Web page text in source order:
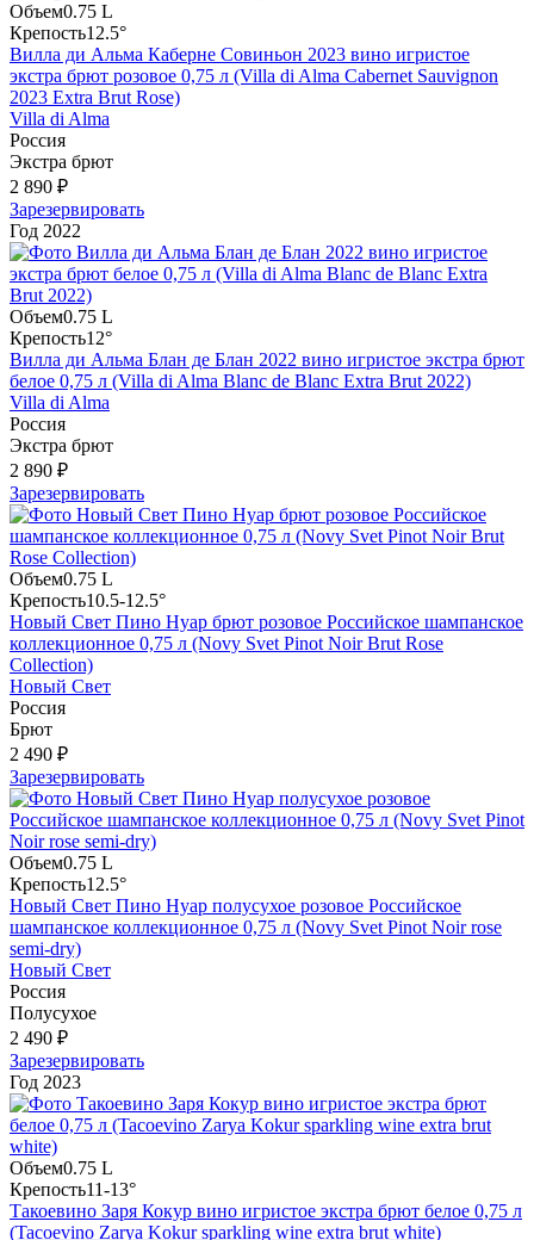
Объем0.75 L
Крепость12.5°
Вилла ди Альма Каберне Совиньон 2023 вино игристое
экстра брют розовое 0,75 л (Villa di Alma Cabernet Sauvignon
2023 Extra Brut Rose)
Villa di Alma
Россия
Экстра брют
2 890 ₽
Зарезервировать
Год 2022
Объем0.75 L
Крепость12°
Вилла ди Альма Блан де Блан 2022 вино игристое экстра брют
белое 0,75 л (Villa di Alma Blanc de Blanc Extra Brut 2022)
Villa di Alma
Россия
Экстра брют
2 890 ₽
Зарезервировать
Объем0.75 L
Крепость10.5-12.5°
Новый Свет Пино Нуар брют розовое Российское шампанское
коллекционное 0,75 л (Novy Svet Pinot Noir Brut Rose
Collection)
Новый Свет
Россия
Брют
2 490 ₽
Зарезервировать
Объем0.75 L
Крепость12.5°
Новый Свет Пино Нуар полусухое розовое Российское
шампанское коллекционное 0,75 л (Novy Svet Pinot Noir rose
semi-dry)
Новый Свет
Россия
Полусухое
2 490 ₽
Зарезервировать
Год 2023
Объем0.75 L
Крепость11-13°
Такоевино Заря Кокур вино игристое экстра брют белое 0,75 л
(Tacoevino Zarya Kokur sparkling wine extra brut white)